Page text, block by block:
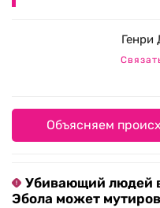
Генри
Объясняем
Убивающий людей
Эбола может